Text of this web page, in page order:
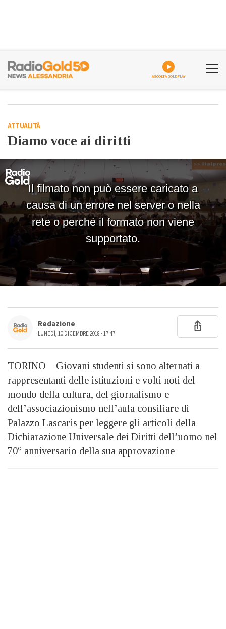
ASCOLTA GOLDPLAY
ATTUALITÀ
Diamo voce ai diritti
Redazione
LUNEDÌ, 10 DICEMBRE 2018 - 17:47
TORINO – Giovani studenti si sono alternati a
rappresentanti delle istituzioni e volti noti del
mondo della cultura, del giornalismo e
dell’associazionismo nell’aula consiliare di
Palazzo Lascaris per leggere gli articoli della
Dichiarazione Universale dei Diritti dell’uomo nel
70° anniversario della sua approvazione